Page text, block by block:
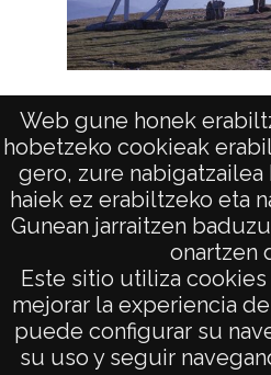
Web gune honek
hobetzeko cookieak
gero, zure nabigatzailea
haiek ez erabiltzeko eta
Gunean jarraitzen
onartzen
Este sitio utiliza
mejorar la experiencia
puede configurar su
su uso y seguir
AVISO LEGAL
POLÍTICA DE
ACCESIBILIDAD
ATENCIÓN